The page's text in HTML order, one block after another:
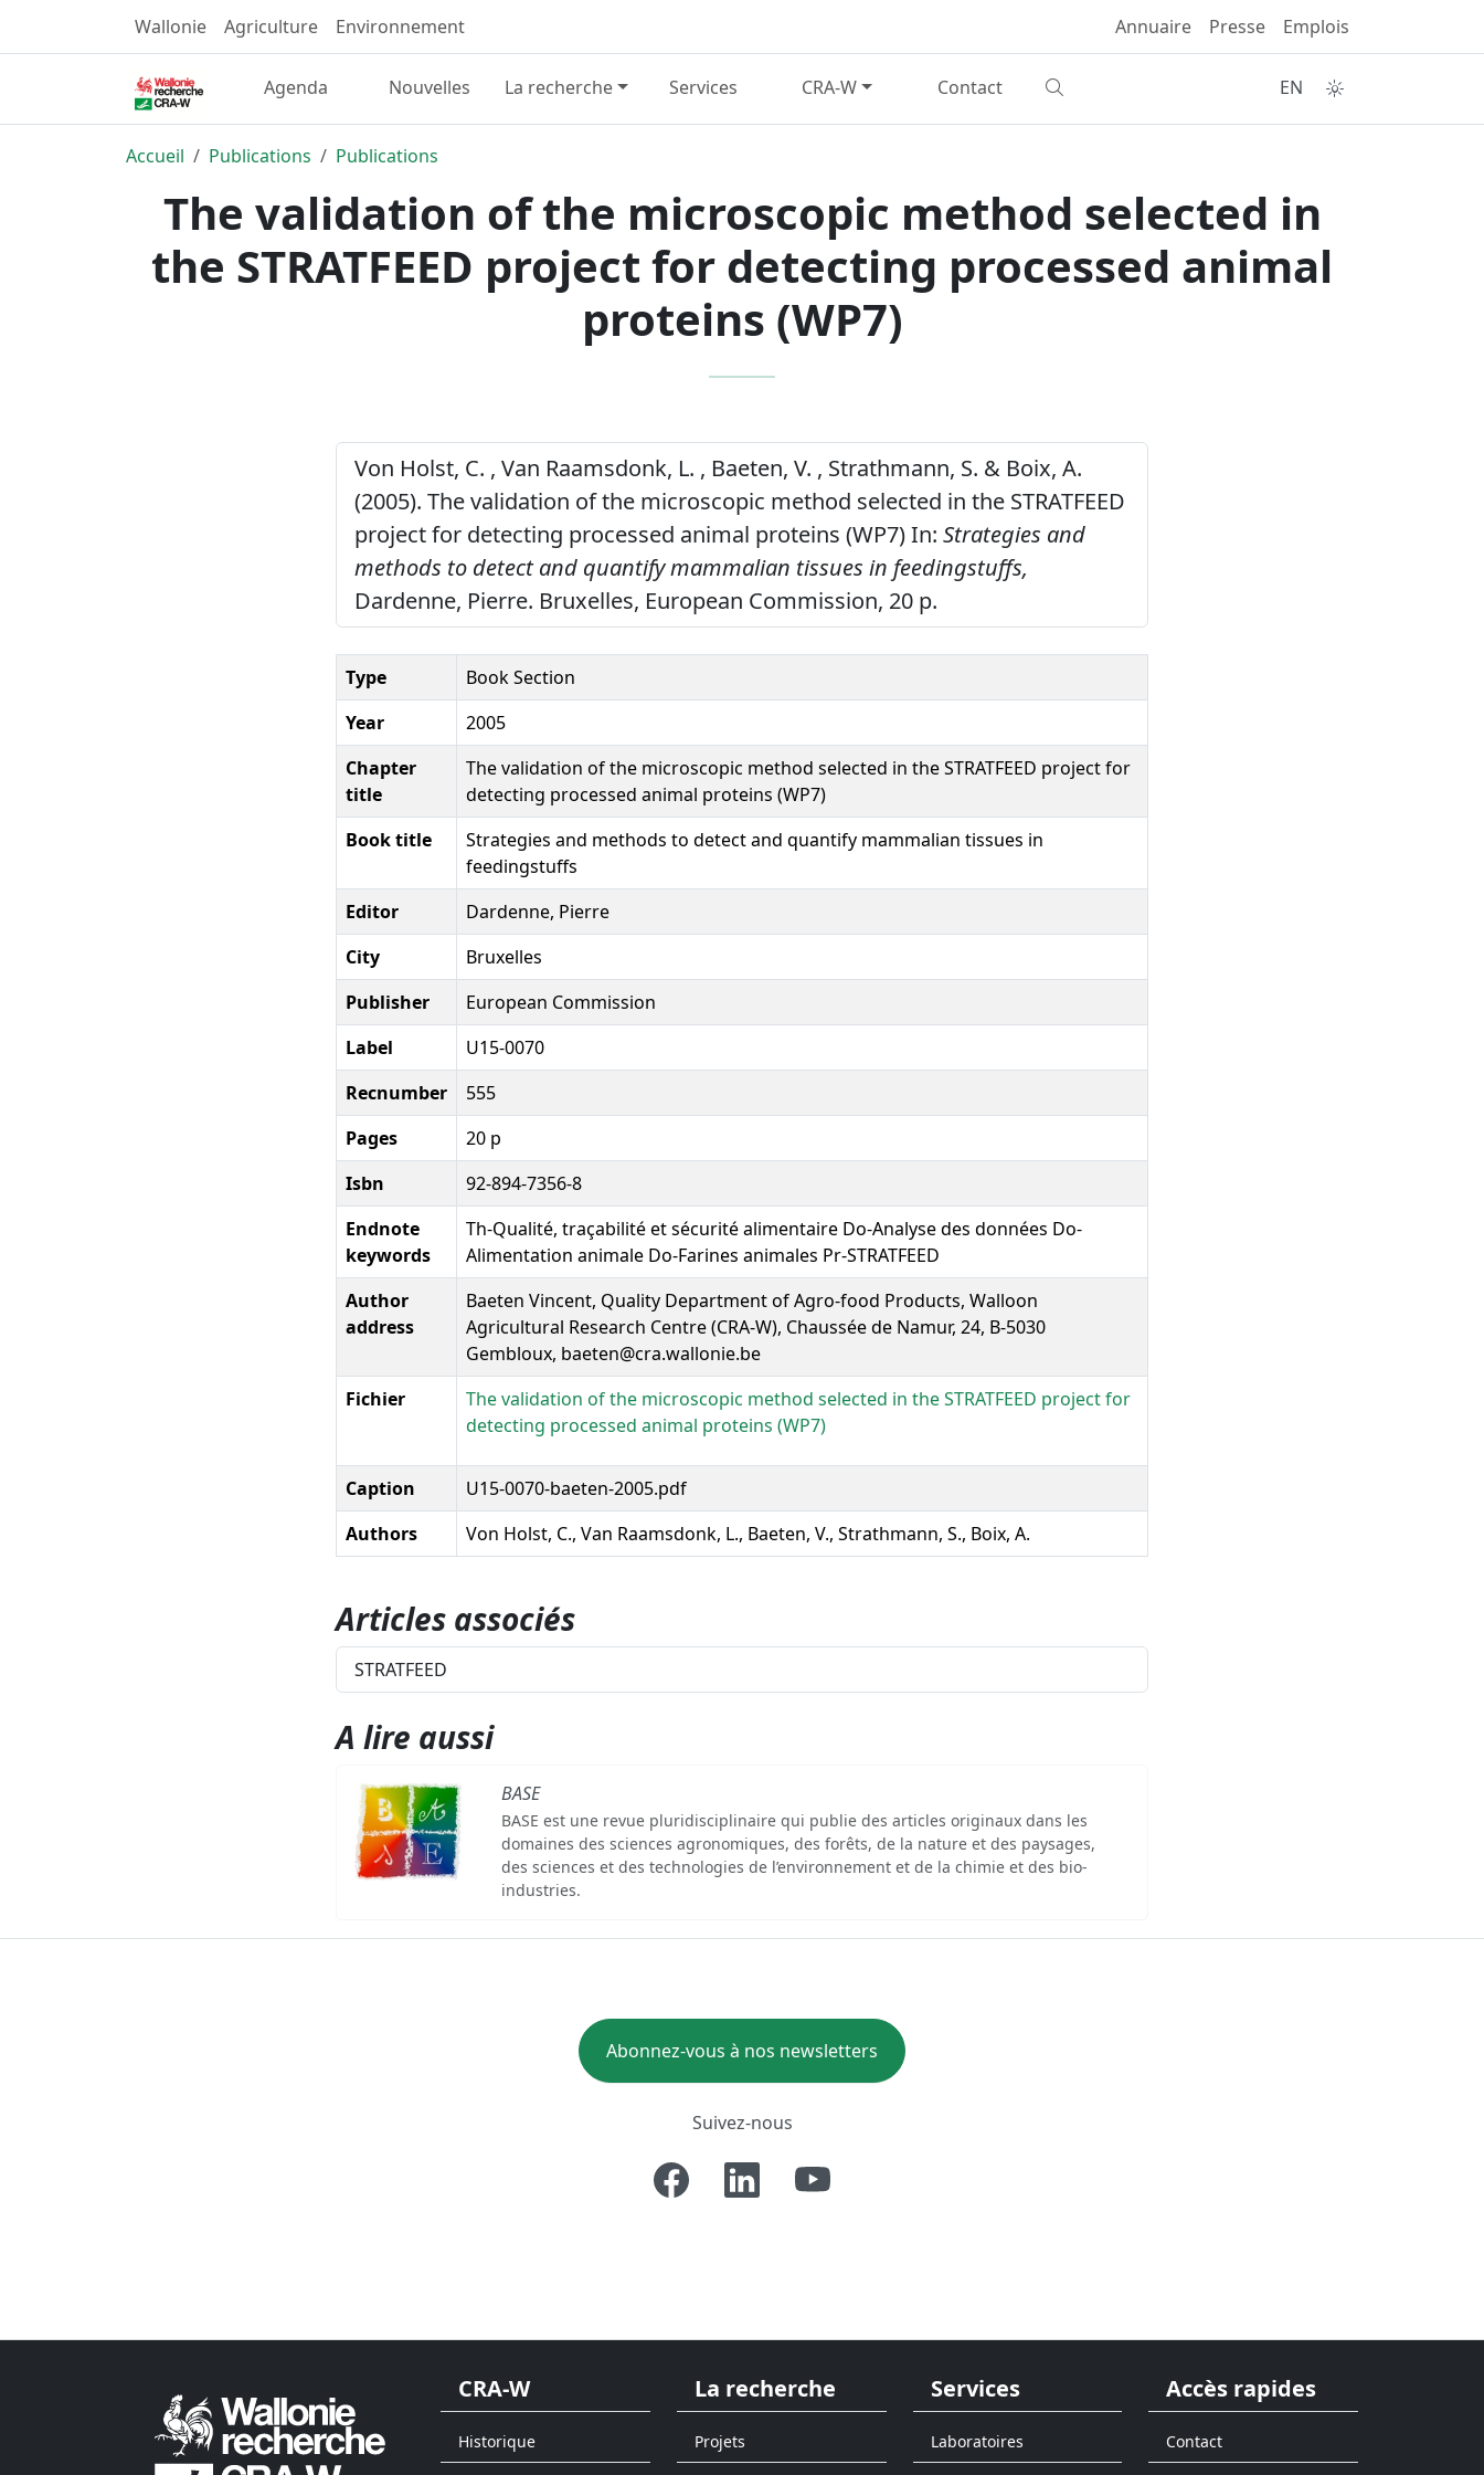
Wallonie Agriculture Environnement Annuaire Presse Emplois
Agenda Nouvelles La recherche Services CRA-W Contact EN
Accueil Publications Publications
The validation of the microscopic method selected in
the STRATFEED project for detecting processed animal
proteins (WP7)
Von Holst, C. , Van Raamsdonk, L. , Baeten, V. , Strathmann, S. & Boix, A.
(2005). The validation of the microscopic method selected in the STRATFEED
project for detecting processed animal proteins (WP7) In: Strategies and
methods to detect and quantify mammalian tissues in feedingstuffs,
Dardenne, Pierre. Bruxelles, European Commission, 20 p.
Type
Book Section
Year
2005
Chapter
title
The validation of the microscopic method selected in the STRATFEED project for
detecting processed animal proteins (WP7)
Book title
Strategies and methods to detect and quantify mammalian tissues in
feedingstuffs
Editor
Dardenne, Pierre
City
Bruxelles
Publisher
European Commission
Label
U15-0070
Recnumber
555
Pages
20 p
Isbn
92-894-7356-8
Endnote
keywords
Th-Qualité, traçabilité et sécurité alimentaire Do-Analyse des données Do-
Alimentation animale Do-Farines animales Pr-STRATFEED
Author
address
Baeten Vincent, Quality Department of Agro-food Products, Walloon
Agricultural Research Centre (CRA-W), Chaussée de Namur, 24, B-5030
Gembloux, baeten@cra.wallonie.be
Fichier
The validation of the microscopic method selected in the STRATFEED project for
detecting processed animal proteins (WP7)
Caption
U15-0070-baeten-2005.pdf
Authors
Von Holst, C., Van Raamsdonk, L., Baeten, V., Strathmann, S., Boix, A.
Articles associés
STRATFEED
A lire aussi
BASE
BASE est une revue pluridisciplinaire qui publie des articles originaux dans les
domaines des sciences agronomiques, des forêts, de la nature et des paysages,
des sciences et des technologies de l’environnement et de la chimie et des bio-
industries.
Abonnez-vous à nos newsletters
Suivez-nous
CRA-W
Historique
La recherche
Projets
Services
Laboratoires
Accès rapides
Contact